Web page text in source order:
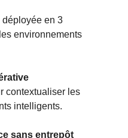
en 3
environnements
contextualiser les
intelligents.
sans entrepôt